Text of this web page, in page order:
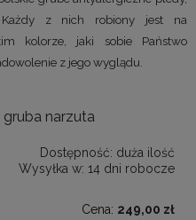
Każdy z nich robiony jest na
kolorze, jaki sobie Państwo
z jego wyglądu.
narzuta
Dostępność: duża ilość
Wysyłka w: 14 dni robocze
Cena: 249,00 zł